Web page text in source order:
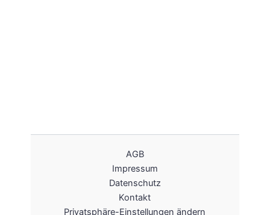
AGB
Impressum
Datenschutz
Kontakt
Privatsphäre-Einstellungen ändern